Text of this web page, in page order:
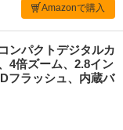
Amazonで購入
ンパクトデジタルカ
4倍ズーム、2.8イン
フラッシュ、内蔵バ